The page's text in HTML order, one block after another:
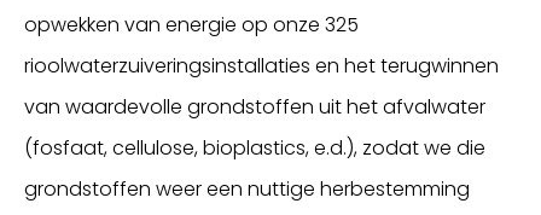
opwekken van energie op onze 325
rioolwaterzuiveringsinstallaties en het terugwinnen
van waardevolle grondstoffen uit het afvalwater
(fosfaat, cellulose, bioplastics, e.d.), zodat we die
grondstoffen weer een nuttige herbestemming